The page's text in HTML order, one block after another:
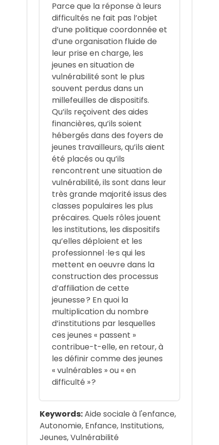
Parce que la réponse à leurs
difficultés ne fait pas l’objet
d’une politique coordonnée et
d’une organisation fluide de
leur prise en charge, les
jeunes en situation de
vulnérabilité sont le plus
souvent perdus dans un
millefeuilles de dispositifs.
Qu’ils reçoivent des aides
financières, qu’ils soient
hébergés dans des foyers de
jeunes travailleurs, qu’ils aient
été placés ou qu’ils
rencontrent une situation de
vulnérabilité, ils sont dans leur
très grande majorité issus des
classes populaires les plus
précaires. Quels rôles jouent
les institutions, les dispositifs
qu’elles déploient et les
professionnel ·le·s qui les
mettent en oeuvre dans la
construction des processus
d’affiliation de cette
jeunesse ? En quoi la
multiplication du nombre
d’institutions par lesquelles
ces jeunes « passent »
contribue-t-elle, en retour, à
les définir comme des jeunes
« vulnérables » ou « en
difficulté » ?
Keywords:Aide sociale à l'enfance,
Autonomie, Enfance, Institutions,
Jeunes, Vulnérabilité